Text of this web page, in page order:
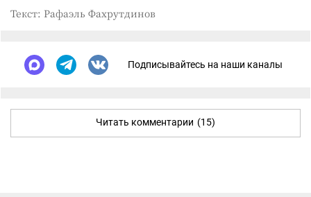
Текст: Рафаэль Фахрутдинов
Подписывайтесь на наши каналы
Читать комментарии (15)